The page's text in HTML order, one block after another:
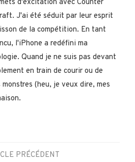
d'excitation avec Counter
J'ai été séduit par leur esprit
de la compétition. En tant
l'iPhone a redéfini ma
Quand je ne suis pas devant
en train de courir ou de
(heu, je veux dire, mes
PRÉCÉDENT